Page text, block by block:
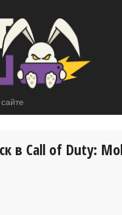
в Call of Duty: